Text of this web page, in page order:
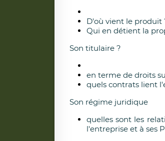
D'où vient le produit
Qui en détient la
Son titulaire ?
en terme de droits
quels contrats lient
Son régime juridique
quelles sont les
l'entreprise et à ses